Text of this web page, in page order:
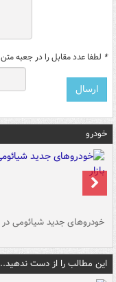
* لطفا عدد مقابل را در جعبه متن
خودرو
خودروهای جدید شیائومی در
این مطالب را از دست